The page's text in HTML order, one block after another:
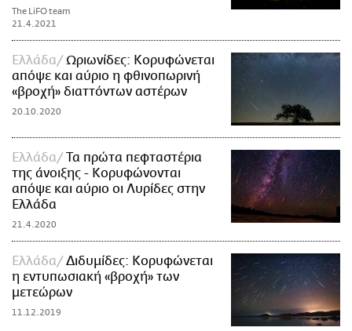
The LiFO team
21.4.2021
Ελλάδα
Ωριωνίδες: Κορυφώνεται
απόψε και αύριο η φθινοπωρινή
«βροχή» διαττόντων αστέρων
20.10.2020
Ελλάδα
Τα πρώτα πεφταστέρια
της άνοιξης - Κορυφώνονται
απόψε και αύριο οι Λυρίδες στην
Ελλάδα
21.4.2020
Ελλάδα
Διδυμίδες: Κορυφώνεται
η εντυπωσιακή «βροχή» των
μετεώρων
11.12.2019